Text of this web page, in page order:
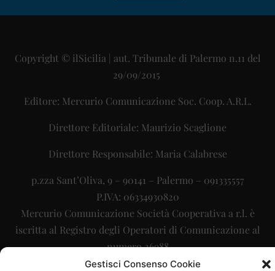
Gestisci Consenso Cookie
Copyright © ilSicilia | aut. Tribunale di Palermo n.11 del
29/09/2015
Editore: Mercurio Comunicazione Soc. Coop. A.R.L.
Direttore Editoriale: Maurizio Scaglione
Direttore Responsabile: Maria Calabrese
p.zza Sant’Oliva, 9 – 90141 – Palermo – 091335557
P.IVA: 06334930820
Mercurio Comunicazione Società Cooperativa a r.l. è
iscritta al Registro degli Operatori di Comunicazione al
numero 26988